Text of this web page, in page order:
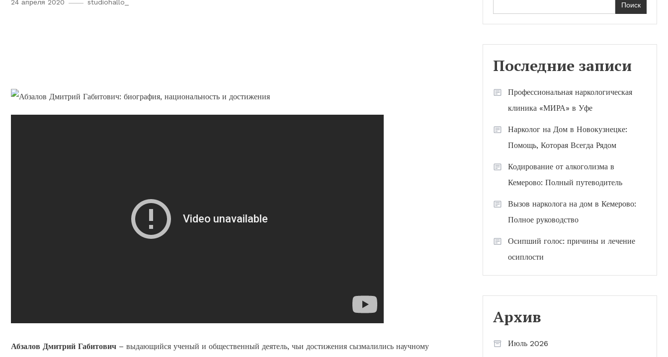
24 апреля 2020 studiohallo_
Абзалов Дмитрий Габитович – выдающийся ученый и общественный деятель, чьи достижения сызмалились научному
Поиск
Последние записи
Профессиональная наркологическая
клиника «МИРА» в Уфе
Нарколог на Дом в Новокузнецке:
Помощь, Которая Всегда Рядом
Кодирование от алкоголизма в
Кемерово: Полный путеводитель
Вызов нарколога на дом в Кемерово:
Полное руководство
Осипший голос: причины и лечение
осиплости
Архив
Июль 2026